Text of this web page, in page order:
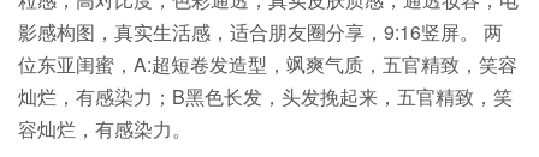
影感构图，真实生活感，适合朋友圈分享，9:16竖屏。 两
位东亚闺蜜，A:超短卷发造型，飒爽气质，五官精致，笑容
灿烂，有感染力；B黑色长发，头发挽起来，五官精致，笑
容灿烂，有感染力。